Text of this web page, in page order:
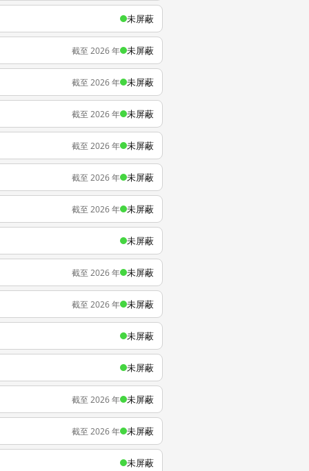
未屏蔽
截至 2026 年 未屏蔽
截至 2026 年 未屏蔽
截至 2026 年 未屏蔽
截至 2026 年 未屏蔽
截至 2026 年 未屏蔽
截至 2026 年 未屏蔽
未屏蔽
截至 2026 年 未屏蔽
截至 2026 年 未屏蔽
未屏蔽
未屏蔽
截至 2026 年 未屏蔽
截至 2026 年 未屏蔽
未屏蔽